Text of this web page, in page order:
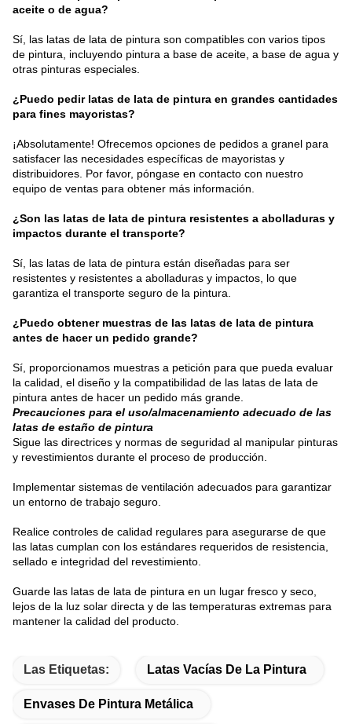
aceite o de agua?
Sí, las latas de lata de pintura son compatibles con varios tipos
de pintura, incluyendo pintura a base de aceite, a base de agua y
otras pinturas especiales.
¿Puedo pedir latas de lata de pintura en grandes cantidades
para fines mayoristas?
¡Absolutamente! Ofrecemos opciones de pedidos a granel para
satisfacer las necesidades específicas de mayoristas y
distribuidores. Por favor, póngase en contacto con nuestro
equipo de ventas para obtener más información.
¿Son las latas de lata de pintura resistentes a abolladuras y
impactos durante el transporte?
Sí, las latas de lata de pintura están diseñadas para ser
resistentes y resistentes a abolladuras y impactos, lo que
garantiza el transporte seguro de la pintura.
¿Puedo obtener muestras de las latas de lata de pintura
antes de hacer un pedido grande?
Sí, proporcionamos muestras a petición para que pueda evaluar
la calidad, el diseño y la compatibilidad de las latas de lata de
pintura antes de hacer un pedido más grande.
Precauciones para el uso/almacenamiento adecuado de las
latas de estaño de pintura
Sigue las directrices y normas de seguridad al manipular pinturas
y revestimientos durante el proceso de producción.
Implementar sistemas de ventilación adecuados para garantizar
un entorno de trabajo seguro.
Realice controles de calidad regulares para asegurarse de que
las latas cumplan con los estándares requeridos de resistencia,
sellado e integridad del revestimiento.
Guarde las latas de lata de pintura en un lugar fresco y seco,
lejos de la luz solar directa y de las temperaturas extremas para
mantener la calidad del producto.
Las Etiquetas: Latas Vacías De La Pintura
Envases De Pintura Metálica